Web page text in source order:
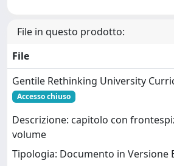
File in questo prodotto:
File
Gentile Rethinking University
Accesso chiuso
Descrizione: capitolo con
volume
Tipologia: Documento in Versione